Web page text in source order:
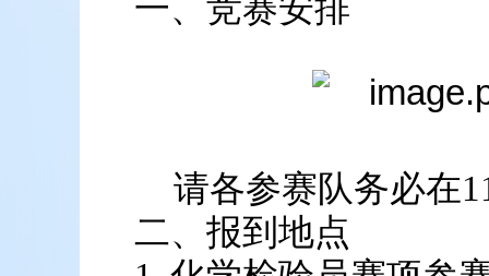
一、竞赛安排
请各参赛队务必在
二、报到地点